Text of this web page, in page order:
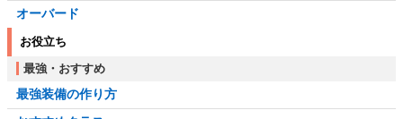
オーバード
お役立ち
最強・おすすめ
最強装備の作り方